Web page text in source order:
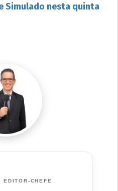
Simulado nesta quinta
EDITOR-CHEFE